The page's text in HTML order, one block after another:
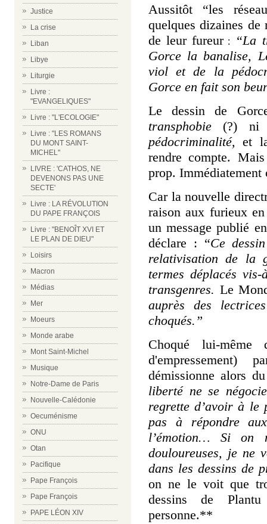
Justice
La crise
Liban
Libye
Liturgie
Livre :
"EVANGELIQUES"
Livre : "L'ECOLOGIE"
Livre : "LES ROMANS
DU MONT SAINT-
MICHEL"
LIVRE : 'CATHOS, NE
DEVENONS PAS UNE
SECTE'
Livre : LA RÉVOLUTION
DU PAPE FRANÇOIS
Livre : "BENOÎT XVI ET
LE PLAN DE DIEU"
Loisirs
Macron
Médias
Mer
Moeurs
Monde arabe
Mont Saint-Michel
Musique
Notre-Dame de Paris
Nouvelle-Calédonie
Oecuménisme
ONU
Otan
Pacifique
Pape François
Pape François
PAPE LÉON XIV
Aussitôt “les
quelques dizaines de
de leur fureur:
“La
Gorce la banalise,
viol et de la
Gorce en fait son
Le dessin de
transphobie (?)
pédocriminalité,et
rendre compte.
prop.
Car la nouvelle
raison aux furieux
un message publié
déclare : “Ce
relativisation de la
termes déplacés
transgenres. Le
auprès des
choqués.”
Choqué lui-
démissionne alors
liberté ne se
regrette d’avoir à le
pas à répondre
l’émotion… Si on
douloureuses, je ne
dans les dessins de
on ne le voit que
dessins de
personne.**